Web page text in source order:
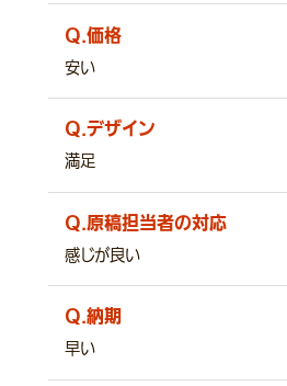
Q.価格
安い
Q.デザイン
満足
Q.原稿担当者の対応
感じが良い
Q.納期
早い